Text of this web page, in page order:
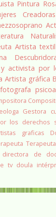
Pintura
Creadoras
Artista textil
activista por
Artista gráfica
fotografa
Gestora
los derechos
graficas
directora de
tv doula